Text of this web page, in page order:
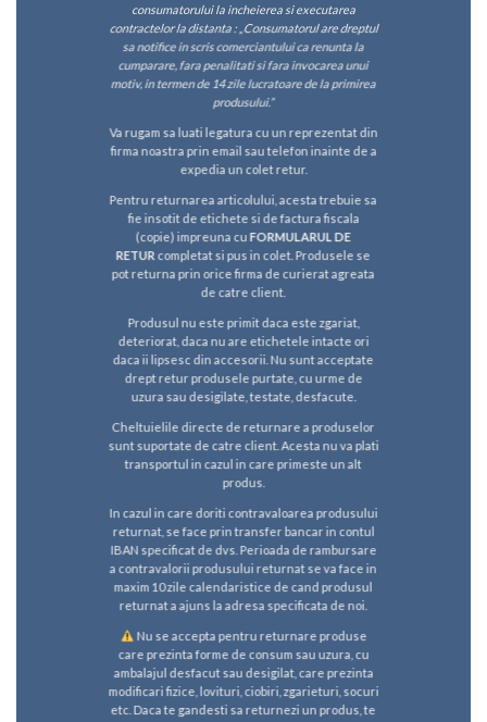
consumatorului la incheierea si executarea
contractelor la distanta : „Consumatorul are dreptul
sa notifice in scris comerciantului ca renunta la
cumparare, fara penalitati si fara invocarea unui
motiv, in termen de 14 zile lucratoare de la primirea
produsului.”
Va rugam sa luati legatura cu un reprezentat din
firma noastra prin email sau telefon inainte de a
expedia un colet retur.
Pentru returnarea articolului, acesta trebuie sa
fie insotit de etichete si de factura fiscala
(copie) impreuna cu FORMULARUL DE
RETUR completat si pus in colet. Produsele se
pot returna prin orice firma de curierat agreata
de catre client.
Produsul nu este primit daca este zgariat,
deteriorat, daca nu are etichetele intacte ori
daca ii lipsesc din accesorii. Nu sunt acceptate
drept retur produsele purtate, cu urme de
uzura sau desigilate, testate, desfacute.
Cheltuielile directe de returnare a produselor
sunt suportate de catre client. Acesta nu va plati
transportul in cazul in care primeste un alt
produs.
In cazul in care doriti contravaloarea produsului
returnat, se face prin transfer bancar in contul
IBAN specificat de dvs. Perioada de rambursare
a contravalorii produsului returnat se va face in
maxim 10 zile calendaristice de cand produsul
returnat a ajuns la adresa specificata de noi.
Nu se accepta pentru returnare produse
care prezinta forme de consum sau uzura, cu
ambalajul desfacut sau desigilat, care prezinta
modificari fizice, lovituri, ciobiri, zgarieturi, socuri
etc. Daca te gandesti sa returnezi un produs, te